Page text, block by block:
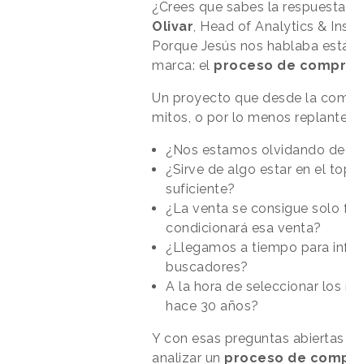
¿Crees que sabes la
Olivar , Head of Analytics &
Porque Jesús nos hablaba
marca: el proceso de
Un proyecto que desde la
mitos, o por lo menos
¿Nos estamos olvidando
¿Sirve de algo estar en el
suficiente?
¿La venta se consigue
condicionará esa venta?
¿Llegamos a tiempo para
buscadores?
A la hora de seleccionar
hace 30 años?
Y con esas preguntas
analizar un proceso de